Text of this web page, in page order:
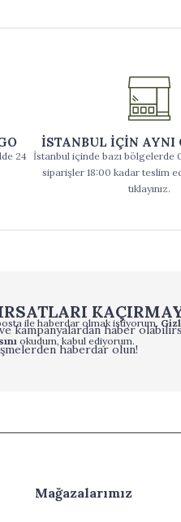
24
İSTANBUL İÇİN AYNI
İstanbul içinde bazı bölgelerde
siparişler 18:00 kadar teslim
tıklayınız.
kampanyalardan haber
haberdar olun!
ile haberdar olmak istiyorum.
okudum, kabul ediyorum.
Mağazalarımız